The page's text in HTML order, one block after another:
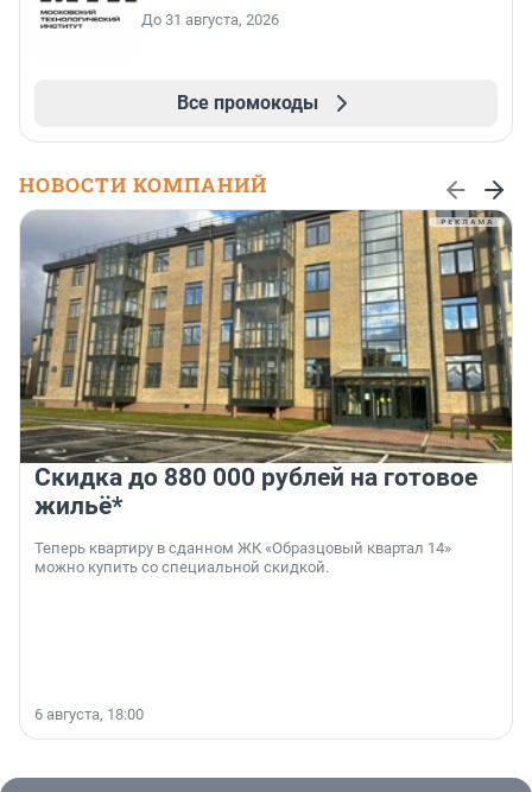
До 31 августа, 2026
Все промокоды
НОВОСТИ КОМПАНИЙ
Скидка до 880 000 рублей на готовое
жильё*
Теперь квартиру в сданном ЖК «Образцовый квартал 14»
можно купить со специальной скидкой.
6 августа, 18:00